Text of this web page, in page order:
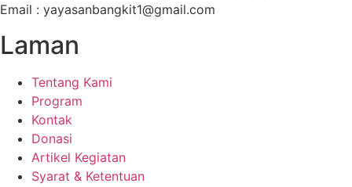
Email : yayasanbangkit1@gmail.com
Laman
Tentang Kami
Program
Kontak
Donasi
Artikel Kegiatan
Syarat & Ketentuan